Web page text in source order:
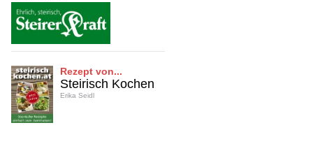
Rezept von...
Steirisch Kochen
Erika Seidl